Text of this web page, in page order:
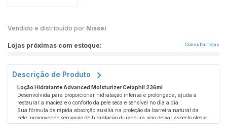
Vendido e distribuído por Nissei
Lojas próximas com estoque: Consultar lojas
Descrição de Produto
Loção Hidratante Advanced Moisturizer Cetaphil 236ml
Desenvolvida para proporcionar hidratação intensa e prolongada, ajuda a
restaurar a maciez e o conforto da pele seca e sensível no dia a dia.
Sua fórmula de rápida absorção auxilia na proteção da barreira natural da
pele, promovendo sensação de hidratação duradoura sem deixar aspecto oleoso.
Ideal para uso diário, deixa a pele mais suave, nutrida e saudável.